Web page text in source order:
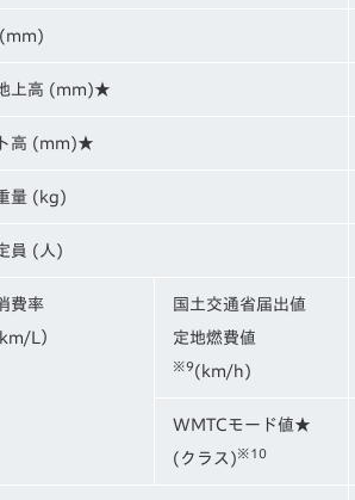
上高 (mm)★
高 (mm)★
量 (kg)
員 (人)
費率
km/L）
国土交通省届出値
定地燃費値
※9 (km/h)
WMTCモード値★
(クラス) ※10